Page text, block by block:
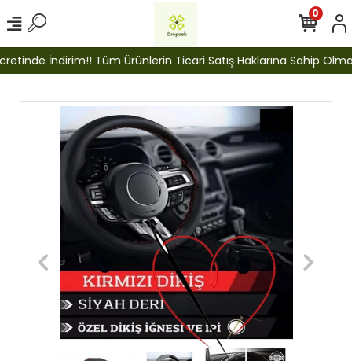
İndirim!! Tüm Ürünlerin Ticari Satış Haklarına Sahip
0